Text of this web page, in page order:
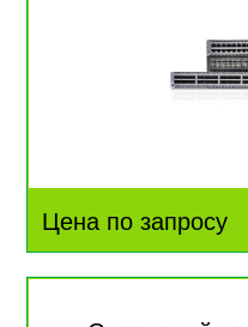
Цена по запросу